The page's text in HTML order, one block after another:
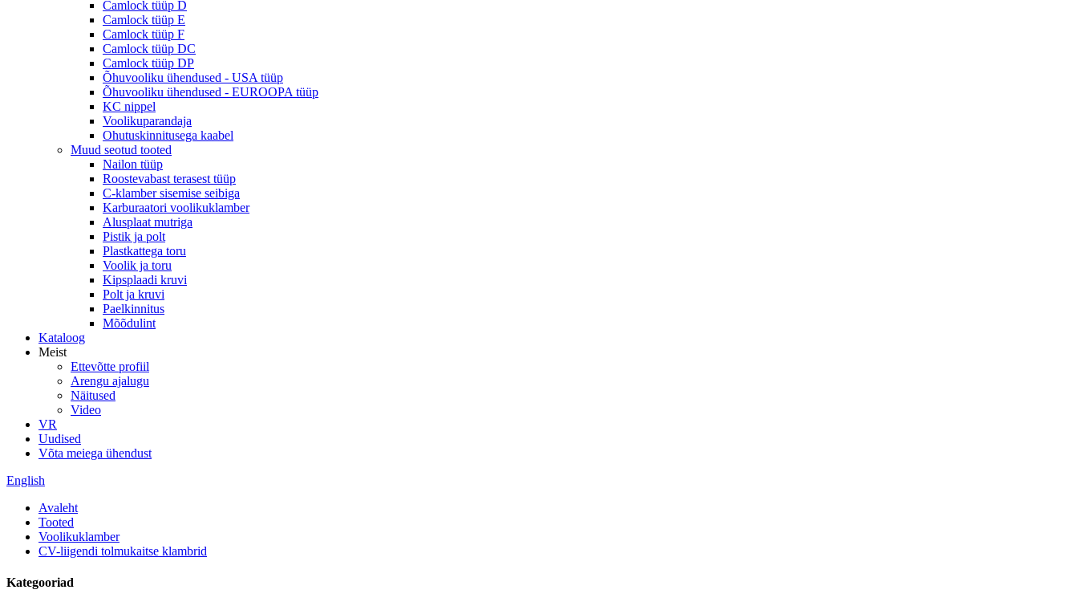
Camlock tüüp D
Camlock tüüp E
Camlock tüüp F
Camlock tüüp DC
Camlock tüüp DP
Õhuvooliku ühendused - USA tüüp
Õhuvooliku ühendused - EUROOPA tüüp
KC nippel
Voolikuparandaja
Ohutuskinnitusega kaabel
Muud seotud tooted
Nailon tüüp
Roostevabast terasest tüüp
C-klamber sisemise seibiga
Karburaatori voolikuklamber
Alusplaat mutriga
Pistik ja polt
Plastkattega toru
Voolik ja toru
Kipsplaadi kruvi
Polt ja kruvi
Paelkinnitus
Mõõdulint
Kataloog
Meist
Ettevõtte profiil
Arengu ajalugu
Näitused
Video
VR
Uudised
Võta meiega ühendust
English
Avaleht
Tooted
Voolikuklamber
CV-liigendi tolmukaitse klambrid
Kategooriad